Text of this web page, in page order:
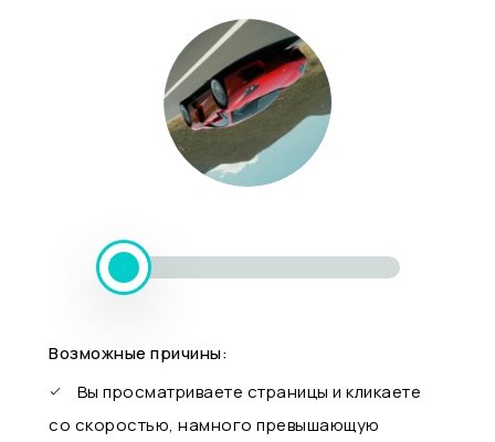
Возможные причины:
Вы просматриваете страницы и кликаете
со скоростью, намного превышающую